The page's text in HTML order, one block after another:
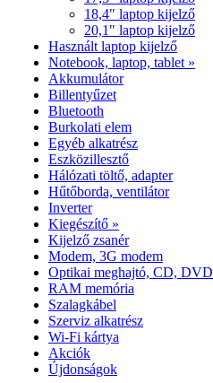
18,4" laptop kijelző
20,1" laptop kijelző
Használt laptop kijelző
Notebook, laptop, tablet »
Akkumulátor
Billentyűzet
Bluetooth
Burkolati elem
Egyéb alkatrész
Eszközillesztő
Hálózati töltő, adapter
Hűtőborda, ventilátor
Inverter
Kiegészítő »
Kijelző zsanér
Modem, 3G modem
Optikai meghajtó, CD, DVD
RAM memória
Szalagkábel
Szerviz alkatrész
Wi-Fi kártya
Akciók
Újdonságok